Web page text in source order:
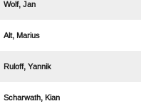
 
 
 
 